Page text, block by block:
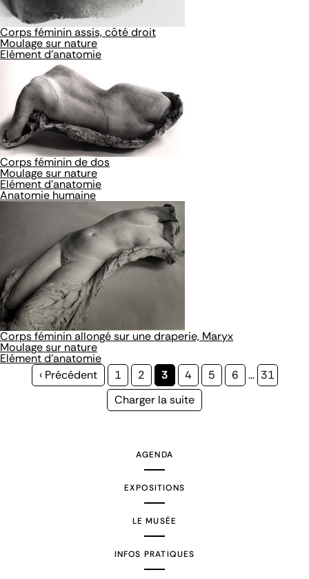
Corps féminin assis, côté droit
Moulage sur nature
Elément d'anatomie
Corps féminin de dos
Moulage sur nature
Elément d'anatomie
Anatomie humaine
Corps féminin allongé sur une draperie, Maryx
Moulage sur nature
Elément d'anatomie
Page
‹ Précédent Page
1 Page
2
Page
courante
3 Page
4 Page
5 Page
6 … Page
31
Page
Charger la suite
AGENDA
EXPOSITIONS
LE MUSÉE
INFOS PRATIQUES